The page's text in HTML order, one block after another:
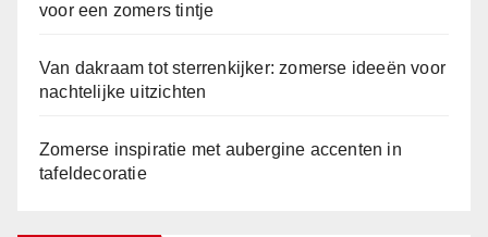
voor een zomers tintje
Van dakraam tot sterrenkijker: zomerse ideeën voor
nachtelijke uitzichten
Zomerse inspiratie met aubergine accenten in
tafeldecoratie